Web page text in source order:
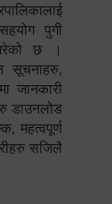
पुगी
छ ।
सूचनाहरु,
जानकारी
डाउनलोड
महत्वपूर्ण
सजिलै